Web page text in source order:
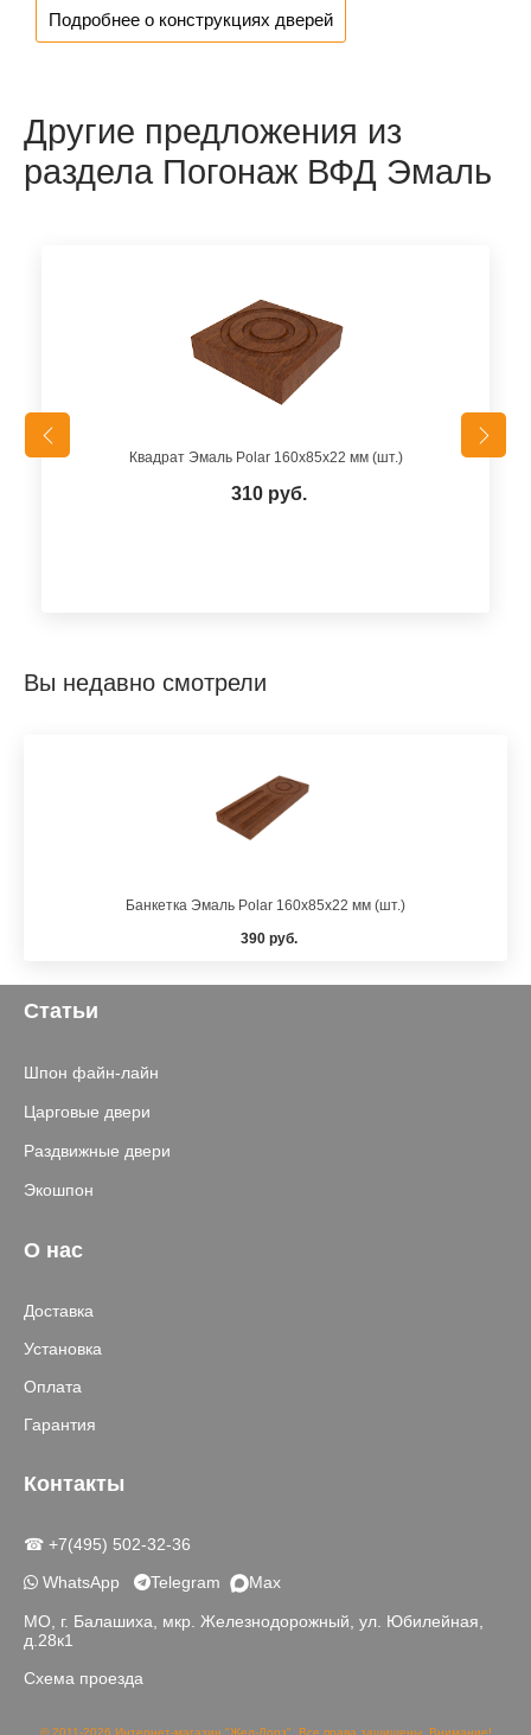
Подробнее о конструкциях дверей
Другие предложения из
раздела Погонаж ВФД Эмаль
Квадрат Эмаль Polar 160х85х22 мм (шт.)
310 руб.
Вы недавно смотрели
Банкетка Эмаль Polar 160х85х22 мм (шт.)
390 руб.
Статьи
Шпон файн-лайн
Царговые двери
Раздвижные двери
Экошпон
О нас
Доставка
Установка
Оплата
Гарантия
Контакты
☎ +7(495) 502-32-36
WhatsApp
Telegram Max
МО, г. Балашиха, мкр. Железнодорожный, ул. Юбилейная,
д.28к1
Схема проезда
© 2011-2026 Интернет-магазин "Жел-Дорз". Все права защищены. Внимание!